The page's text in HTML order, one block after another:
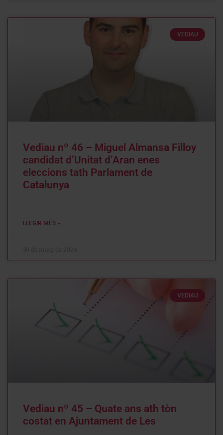
VEDIAU
Vediau nº 46 – Miguel Almansa Filloy
candidat d’Unitat d’Aran enes
eleccions tath Parlament de
Catalunya
LLEGIR MÉS »
VEDIAU
Vediau nº 45 – Quate ans ath tòn
costat en Ajuntament de Les